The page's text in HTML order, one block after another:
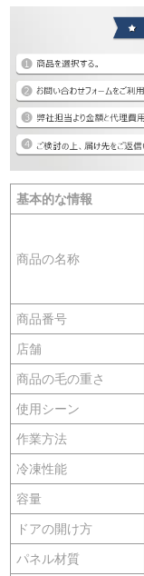
基本的な情報
商品の名称
商品番号
店舗
商品の毛の重さ
使用シーン
作業方法
冷凍性能
容量
ドアの開け方
パネル材質